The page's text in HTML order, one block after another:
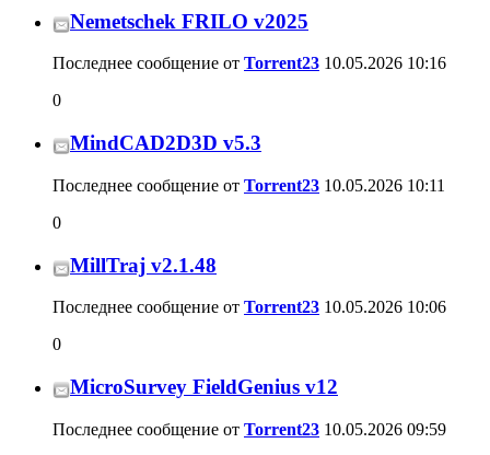
Nemetschek FRILO v2025
Последнее сообщение от Torrent23 10.05.2026 10:16
0
MindCAD2D3D v5.3
Последнее сообщение от Torrent23 10.05.2026 10:11
0
MillTraj v2.1.48
Последнее сообщение от Torrent23 10.05.2026 10:06
0
MicroSurvey FieldGenius v12
Последнее сообщение от Torrent23 10.05.2026 09:59